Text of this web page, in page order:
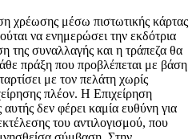
χρέωσης μέσω πιστωτικής κάρτας
να ενημερώσει την εκδότρια
της συναλλαγής και η τράπεζα θα
πράξη που προβλέπεται με βάση
με τον πελάτη χωρίς
πλέον. Η Επιχείρηση
δεν φέρει καμία ευθύνη για
του αντιλογισμού, που